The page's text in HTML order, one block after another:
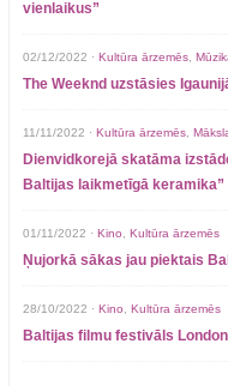
vienlaikus”
02/12/2022 · Kultūra ārzemēs
The Weeknd uzstāsies
11/11/2022 · Kultūra ārzemēs
Dienvidkorejā skatāma
Baltijas laikmetīgā keramika”
01/11/2022 · Kino Kultūra ārzemēs
Ņujorkā sākas jau piektais
28/10/2022 · Kino Kultūra ārzemēs
Baltijas filmu festivāls